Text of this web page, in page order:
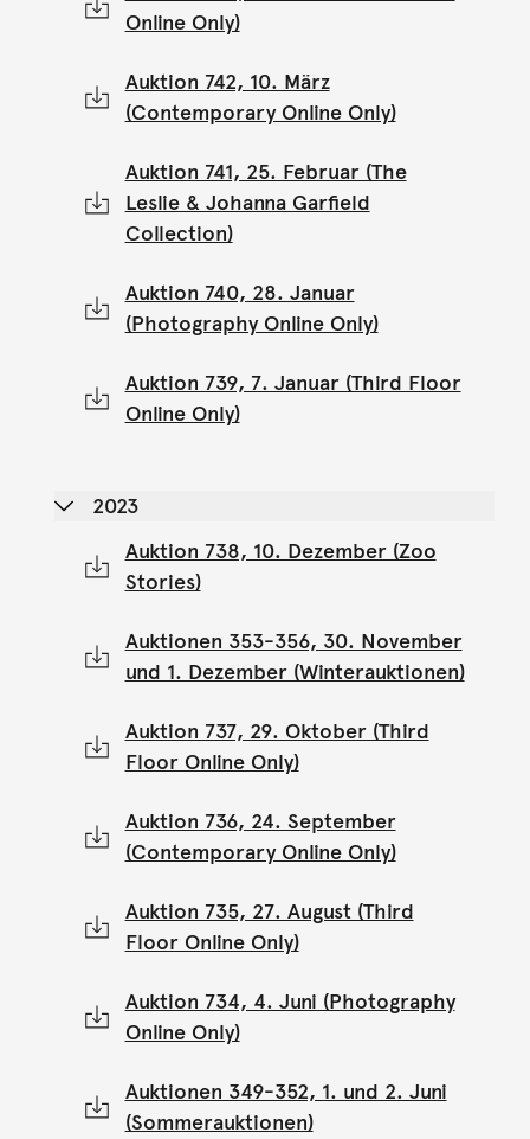
Online Only)
Auktion 742, 10. März
(Contemporary Online Only)
Auktion 741, 25. Februar (The
Leslie & Johanna Garfield
Collection)
Auktion 740, 28. Januar
(Photography Online Only)
Auktion 739, 7. Januar (Third Floor
Online Only)
2023
Auktion 738, 10. Dezember (Zoo
Stories)
Auktionen 353-356, 30. November
und 1. Dezember (Winterauktionen)
Auktion 737, 29. Oktober (Third
Floor Online Only)
Auktion 736, 24. September
(Contemporary Online Only)
Auktion 735, 27. August (Third
Floor Online Only)
Auktion 734, 4. Juni (Photography
Online Only)
Auktionen 349-352, 1. und 2. Juni
(Sommerauktionen)